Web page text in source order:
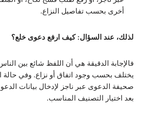
أخرى بحسب تفاصيل النزاع.
لذلك، عند السؤال: كيف ارفع دعوى خلع؟
فالإجابة الدقيقة هي أن اللفظ شائع بين
يختلف بحسب وجود اتفاق أو نزاع. وفي حالة
صحيفة الدعوى عبر ناجز لإدخال بيانات
بعد اختيار التصنيف المناسب.